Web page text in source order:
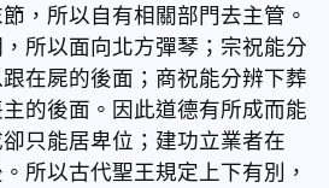
，所以自有相關部門去主管。
所以面向北方彈琴；宗祝能分
在屍的後面；商祝能分辨下葬
的後面。因此道德有所成而能
只能居卑位；建功立業者在
所以古代聖王規定上下有別，